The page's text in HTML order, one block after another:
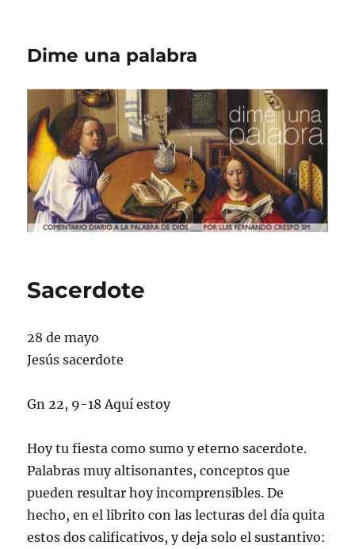
Dime una palabra
Sacerdote
28 de mayo
Jesús sacerdote
Gn 22, 9-18 Aquí estoy
Hoy tu fiesta como sumo y eterno sacerdote.
Palabras muy altisonantes, conceptos que
pueden resultar hoy incomprensibles. De
hecho, en el librito con las lecturas del día quita
estos dos calificativos, y deja solo el sustantivo: